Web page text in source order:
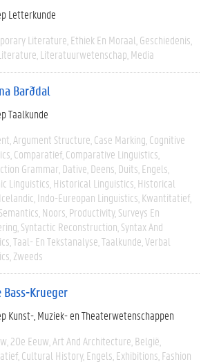
Letterkunde
Literature Ethiek En Moraal Geschiedenis
Literatuurwetenschap Media
Barðdal
Taalkunde
Argument Structure Case Marking Cognitive
Comparatief Comparative Linguistics
Grammar Dative Deens Duits Engels
Linguistics Historical Linguistics Historical
Icelandic Indo-Eureopan Linguistics Kwantitatief
Noors Productivity Surveys En
Syntactic Reconstruction Syntax And
Taal- En Tekstanalyse Taalkunde Verbal
Zweeds
Bass-Krueger
Kunst-, Muziek- en Theaterwetenschappen
20e Eeuw Art And Architecture België
Cultural History Engels Exhibitions Fashion